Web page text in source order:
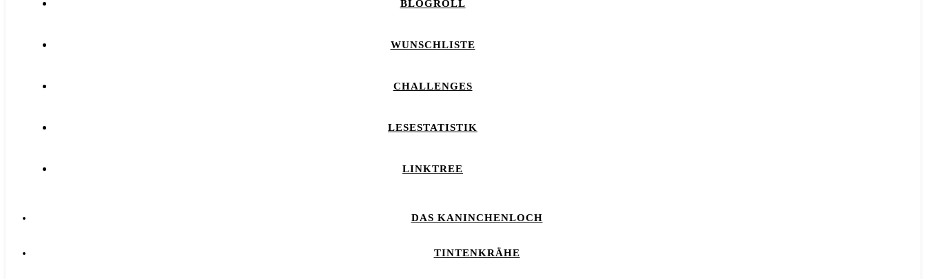
BLOGROLL
WUNSCHLISTE
CHALLENGES
LESESTATISTIK
LINKTREE
DAS KANINCHENLOCH
TINTENKRÄHE